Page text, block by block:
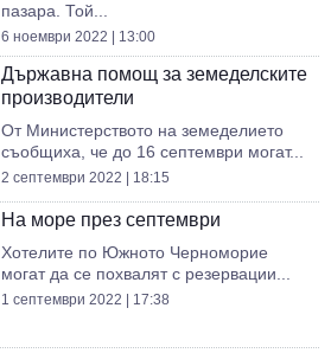
пазара. Той...
6 ноември 2022 | 13:00
Държавна помощ за земеделските
производители
От Министерството на земеделието
съобщиха, че до 16 септември могат...
2 септември 2022 | 18:15
На море през септември
Хотелите по Южното Черноморие
могат да се похвалят с резервации...
1 септември 2022 | 17:38